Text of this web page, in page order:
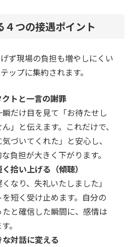
４つの接遇ポイント
ず現場の負担も増やしにくい
ップに集約されます。
トと一言の謝罪
だけ目を見て「お待たせし
」と伝えます。これだけで、
づいてくれた」と安心し、
負担が大きく下がります。
拾い上げる（傾聴）
なり、失礼いたしました」
短く受け止めます。自分の
と確信した瞬間に、感情は
。
対話に変える